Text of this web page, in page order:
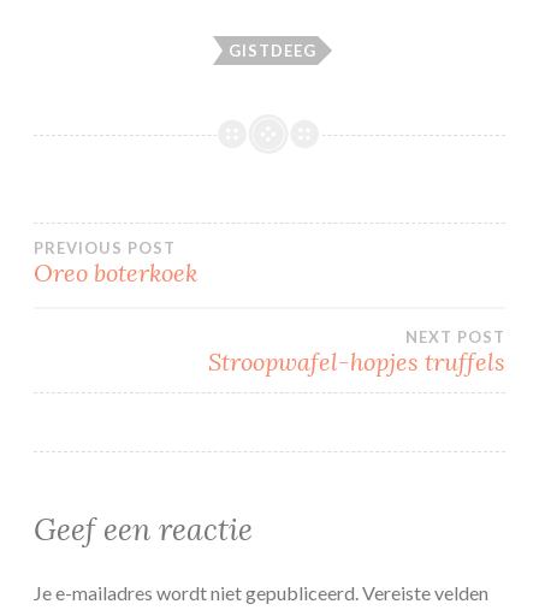
GISTDEEG
Bericht
PREVIOUS POST
Oreo boterkoek
NEXT POST
Stroopwafel-hopjes truffels
Geef een reactie
Je e-mailadres wordt niet gepubliceerd.Vereiste velden